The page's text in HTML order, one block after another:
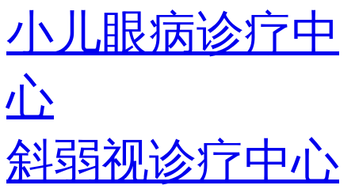
小儿眼病诊疗中
心
斜弱视诊疗中心